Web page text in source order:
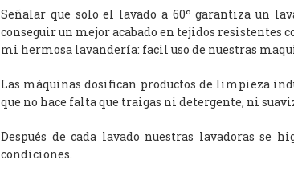
Señalar que solo el lavado a 60º garantiza un
conseguir un mejor acabado en tejidos resistentes
mi hermosa lavandería: facil uso de nuestras
Las máquinas dosifican productos de limpieza
que no hace falta que traigas ni detergente, ni
Después de cada lavado nuestras lavadoras se
condiciones.